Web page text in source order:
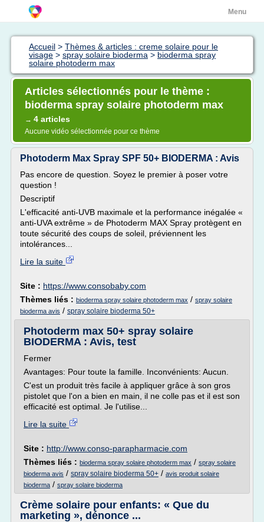
Menu
Accueil > Thèmes & articles : creme solaire pour le
visage > spray solaire bioderma > bioderma spray
solaire photoderm max
Articles sélectionnés pour le thème :
bioderma spray solaire photoderm max
→ 4 articles
Aucune vidéo sélectionnée pour ce thème
Photoderm Max Spray SPF 50+ BIODERMA : Avis
Pas encore de question. Soyez le premier à poser votre
question !
Descriptif
L'efficacité anti-UVB maximale et la performance inégalée «
anti-UVA extrême » de Photoderm MAX Spray protègent en
toute sécurité des coups de soleil, préviennent les
intolérances...
Lire la suite
Site : https://www.consobaby.com
Thèmes liés : bioderma spray solaire photoderm max / spray solaire
bioderma avis / spray solaire bioderma 50+
Photoderm max 50+ spray solaire
BIODERMA : Avis, test
Fermer
Avantages: Pour toute la famille. Inconvénients: Aucun.
C'est un produit très facile à appliquer grâce à son gros
pistolet que l'on a bien en main, il ne colle pas et il est son
efficacité est optimal. Je l'utilise...
Lire la suite
Site : http://www.conso-parapharmacie.com
Thèmes liés : bioderma spray solaire photoderm max / spray solaire
bioderma avis / spray solaire bioderma 50+ / avis produit solaire
bioderma / spray solaire bioderma
Crème solaire pour enfants: « Que du
marketing », dénonce ...